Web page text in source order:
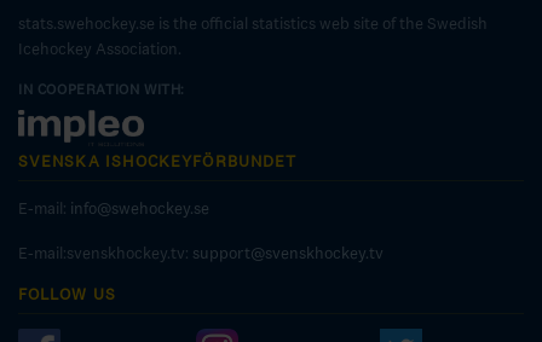
stats.swehockey.se is the official statistics web site of the Swedish
Icehockey Association.
IN COOPERATION WITH:
SVENSKA ISHOCKEYFÖRBUNDET
E-mail: info@swehockey.se
E-mail:svenskhockey.tv: support@svenskhockey.tv
FOLLOW US